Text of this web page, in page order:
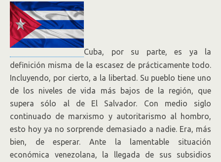
Cuba, por su parte, es ya la
definición misma de la escasez de prácticamente todo.
Incluyendo, por cierto, a la libertad. Su pueblo tiene uno
de los niveles de vida más bajos de la región, que
supera sólo al de El Salvador. Con medio siglo
continuado de marxismo y autoritarismo al hombro,
esto hoy ya no sorprende demasiado a nadie. Era, más
bien, de esperar. Ante la lamentable situación
económica venezolana, la llegada de sus subsidios